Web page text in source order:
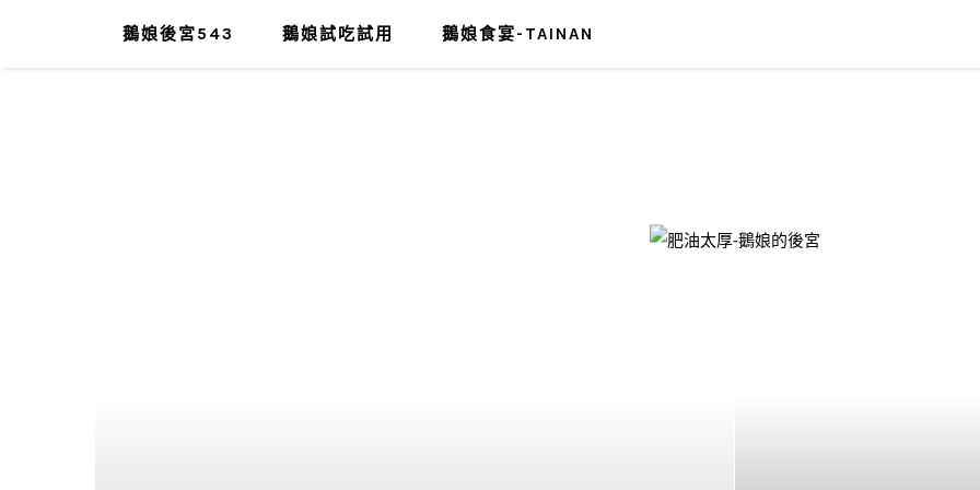
鵝娘後宮543 鵝娘試吃試用 鵝娘食宴-TAINAN
肥油太厚-鵝娘的後宮